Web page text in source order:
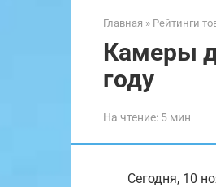
Главная » Рейтинги
Камеры
году
На чтение: 5 мин
Сегодня, 10